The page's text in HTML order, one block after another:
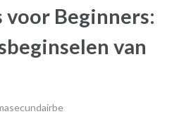
voor Beginners:
van